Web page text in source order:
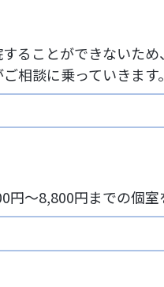
ることができないた
相談に乗っていきます。
～8,800円までの個室